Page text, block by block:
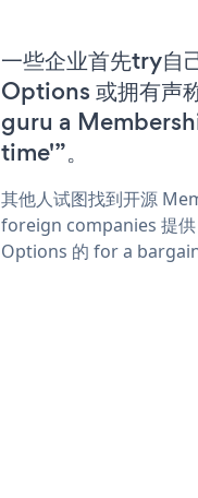
一些企业首先try
Options 或拥有声
guru a
time'”。
其他人试图找到开源
foreign companies 提
Options 的 for a bargain